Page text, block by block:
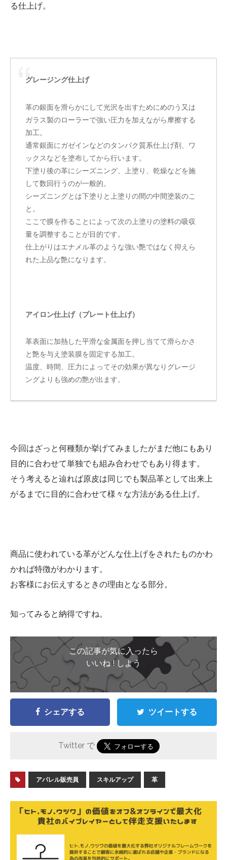
る仕上げ。
グレージング仕上げ
革の銀面を滑らかにして光沢を出すためにめのう又は
ガラス製のローラーで強い圧力を加えながら摩擦する
加工。
通常銀面にガゼインなどのタンパク質系仕上げ剤、ワ
ックスなどを塗布してから行います。
下塗り後の革にシーズニング、上塗り、乾燥などを施
して数回行うのが一般的。
シーズニングとは下塗りと上塗りの間の中間塗装のこ
と。
ここで膜を作ることによって次の上塗りの塗料の吸収
量を調整することが目的です。
仕上がりはエナメル革のような強い艶ではなく抑えら
れた上品な艶になります。
アイロン仕上げ（プレート仕上げ）
革表面に加熱した平滑な金属面を押し当てて滑らかさ
と艶を与え塗装膜を固定する加工。
温度、時間、圧力によってその効果が異なりグレージ
ングよりも強めの艶が出ます。
今回はざっと何種類か挙げてみましたがまだ他にもあり
目的に合わせて単独でも組み合わせでもあり得ます。
そう考えると辿れば原皮は同じでも製品革として出来上
がるまでに目的に合わせて様々な方法がある仕上げ。
商品に使われている革がどんな仕上げをされたものかわ
かれば特徴がわかります。
お客様にお伝えするときの理由となる部分。
知ってみると納得ですね。
この記事が気に入ったら
いいね ! しよう
シェアする ツイートする
Twitter で
アパレル販売員 スキルアップ 革